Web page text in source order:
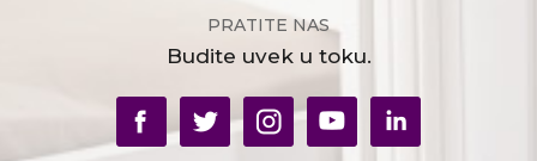
PRATITE NAS
Budite uvek u toku.